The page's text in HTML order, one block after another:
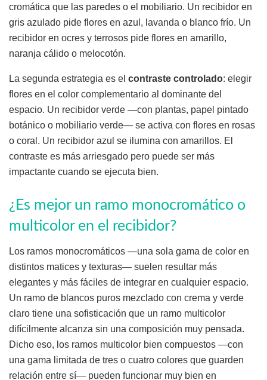
cromática que las paredes o el mobiliario. Un recibidor en
gris azulado pide flores en azul, lavanda o blanco frío. Un
recibidor en ocres y terrosos pide flores en amarillo,
naranja cálido o melocotón.
La segunda estrategia es el contraste controlado: elegir
flores en el color complementario al dominante del
espacio. Un recibidor verde —con plantas, papel pintado
botánico o mobiliario verde— se activa con flores en rosas
o coral. Un recibidor azul se ilumina con amarillos. El
contraste es más arriesgado pero puede ser más
impactante cuando se ejecuta bien.
¿Es mejor un ramo monocromático o
multicolor en el recibidor?
Los ramos monocromáticos —una sola gama de color en
distintos matices y texturas— suelen resultar más
elegantes y más fáciles de integrar en cualquier espacio.
Un ramo de blancos puros mezclado con crema y verde
claro tiene una sofisticación que un ramo multicolor
difícilmente alcanza sin una composición muy pensada.
Dicho eso, los ramos multicolor bien compuestos —con
una gama limitada de tres o cuatro colores que guarden
relación entre sí— pueden funcionar muy bien en